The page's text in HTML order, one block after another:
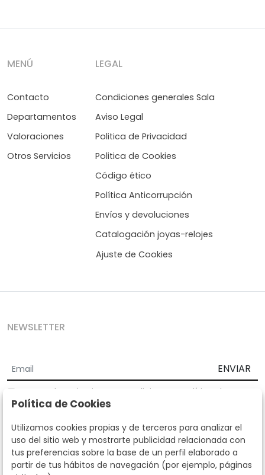
MENÚ
Contacto
Departamentos
Valoraciones
Otros Servicios
LEGAL
Condiciones generales Sala
Aviso Legal
Politica de Privacidad
Politica de Cookies
Código ético
Política Anticorrupción
Envíos y devoluciones
Catalogación joyas-relojes
Ajuste de Cookies
NEWSLETTER
ENVIAR
Acepto los Términos y Condiciones
Política de
privacidad
Según la LOPD y disposiciones de desarrollo, informamos que sus
datos personales serán tratados por parte de Subastas Segre con la
finalidad de gestionar la relación comercial. Puede ejercitar los
derechos de acceso, rectificación, cancelación, oposición y demás
derechos en los términos establecidos en la normativa vigente
Política de Cookies
Utilizamos cookies propias y de terceros para analizar el
uso del sitio web y mostrarte publicidad relacionada con
tus preferencias sobre la base de un perfil elaborado a
partir de tus hábitos de navegación (por ejemplo, páginas